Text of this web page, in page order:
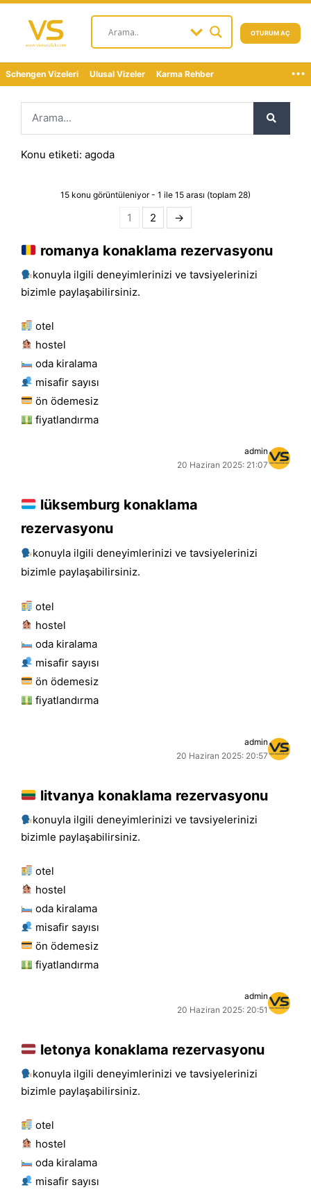
OTURUM AÇ
Schengen Vizeleri Ulusal Vizeler Karma Rehber ...
Konu etiketi: agoda
15 konu görüntüleniyor - 1 ile 15 arası (toplam 28)
1 2 →
romanya konaklama rezervasyonu
konuyla ilgili deneyimlerinizi ve tavsiyelerinizi
bizimle paylaşabilirsiniz.
otel
hostel
oda kiralama
misafir sayısı
ön ödemesiz
fiyatlandırma
admin
20 Haziran 2025: 21:07
lüksemburg konaklama
rezervasyonu
konuyla ilgili deneyimlerinizi ve tavsiyelerinizi
bizimle paylaşabilirsiniz.
otel
hostel
oda kiralama
misafir sayısı
ön ödemesiz
fiyatlandırma
admin
20 Haziran 2025: 20:57
litvanya konaklama rezervasyonu
konuyla ilgili deneyimlerinizi ve tavsiyelerinizi
bizimle paylaşabilirsiniz.
otel
hostel
oda kiralama
misafir sayısı
ön ödemesiz
fiyatlandırma
admin
20 Haziran 2025: 20:51
letonya konaklama rezervasyonu
konuyla ilgili deneyimlerinizi ve tavsiyelerinizi
bizimle paylaşabilirsiniz.
otel
hostel
oda kiralama
misafir sayısı